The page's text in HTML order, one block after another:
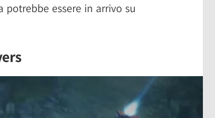
potrebbe essere in arrivo su